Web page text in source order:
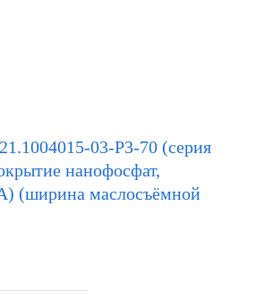
03-Р3-70 (серия
нанофосфат,
(ширина маслосъёмной